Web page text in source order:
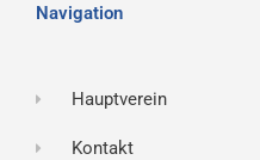
Navigation
Hauptverein
Kontakt